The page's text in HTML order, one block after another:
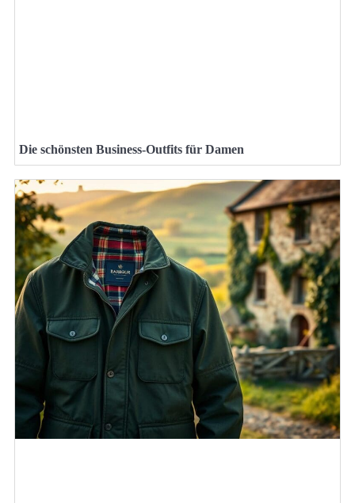
Die schönsten Business-Outfits für Damen